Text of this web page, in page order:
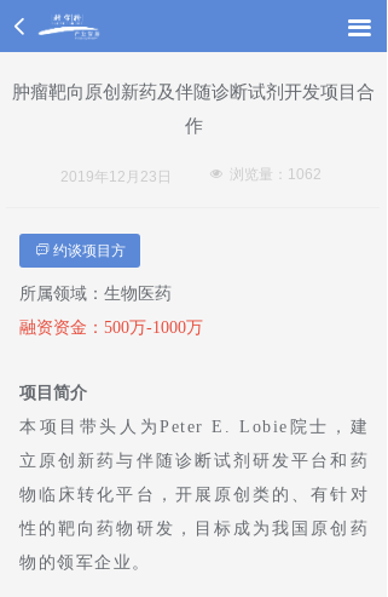
넳 끀
끀
肿瘤靶向原创新药及伴随诊断试剂开发项目合
作
2019年12月23日
所属领域：生物医药
融资资金：500万-1000万
项目简介
本项目带头人为Peter E. Lobie院士，建
立原创新药与伴随诊断试剂研发平台和药
物临床转化平台，开展原创类的、有针对
性的靶向药物研发，目标成为我国原创药
物的领军企业。
ꀃ 约谈项目方
넶 浏览量： 1062